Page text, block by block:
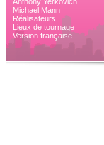
Michael Mann
Réalisateurs
Lieux de tournage
Version française